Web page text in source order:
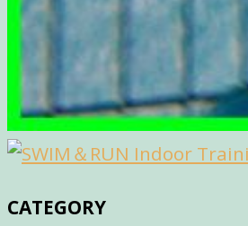
CATEGORY